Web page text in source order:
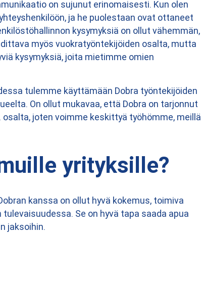
on sujunut erinomaisesti. Kun olen
ja he puolestaan ovat ottaneet
kysymyksiä on ollut vähemmän,
myös vuokratyöntekijöiden osalta, mutta
kysymyksiä, joita mietimme omien
tulemme käyttämään Dobra työntekijöiden
On ollut mukavaa, että Dobra on tarjonnut
joten voimme keskittyä työhömme, meillä
yrityksille?
kanssa on ollut hyvä kokemus, toimiva
Se on hyvä tapa saada apua
jaksoihin.